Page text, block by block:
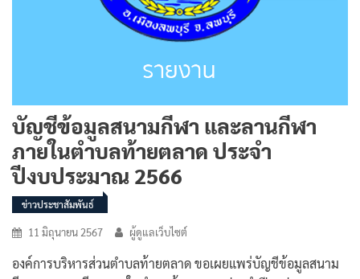
บัญชีข้อมูลสนามกีฬา และลานกีฬา
ภายในตำบลท้ายตลาด ประจำ
ปีงบประมาณ 2566
ข่าวประชาสัมพันธ์
11 มิถุนายน 2567 ผู้ดูแลเว็บไซต์
องค์การบริหารส่วนตำบลท้ายตลาด ขอเผยแพร่บัญชีข้อมูลสนาม